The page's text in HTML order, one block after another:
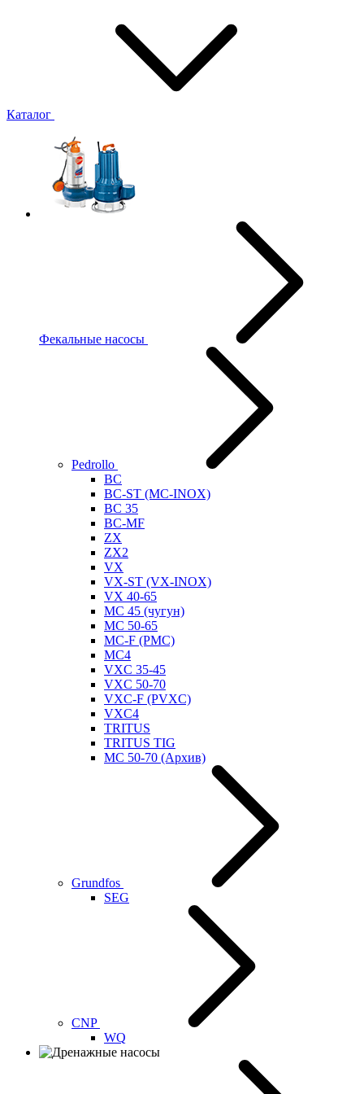
Каталог
Фекальные насосы
Pedrollo
BC
BC-ST (MC-INOX)
BC 35
BC-MF
ZX
ZX2
VX
VX-ST (VX-INOX)
VX 40-65
MC 45 (чугун)
MC 50-65
MC-F (PMC)
MC4
VXC 35-45
VXC 50-70
VXC-F (PVXC)
VXC4
TRITUS
TRITUS TIG
MC 50-70 (Архив)
Grundfos
SEG
CNP
WQ